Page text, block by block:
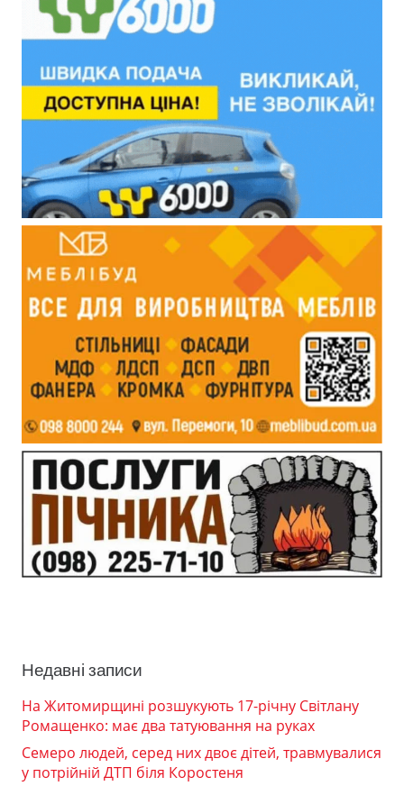
Недавні записи
На Житомирщині розшукують 17-річну Світлану
Ромащенко: має два татуювання на руках
Семеро людей, серед них двоє дітей, травмувалися
у потрійній ДТП біля Коростеня